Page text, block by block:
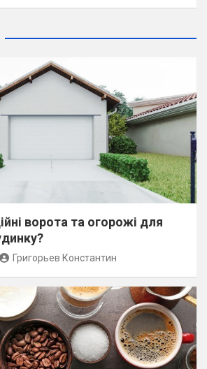
ворота та огорожі для
Григорьев Константин